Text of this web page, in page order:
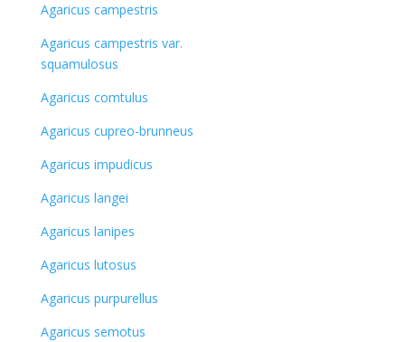
Agaricus campestris
Agaricus campestris var.
squamulosus
Agaricus comtulus
Agaricus cupreo-brunneus
Agaricus impudicus
Agaricus langei
Agaricus lanipes
Agaricus lutosus
Agaricus purpurellus
Agaricus semotus